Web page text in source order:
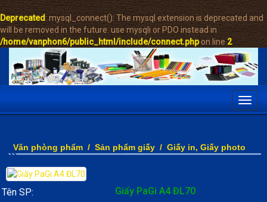
Deprecated: mysql_connect(): The mysql extension is deprecated and
will be removed in the future: use mysqli or PDO instead in
/home/vanphon6/public_html/include/connect.phpon line 2
Văn phòng phẩm / Sản phẩm giấy / Giấy in, Giấy photo
Tên SP: Giấy PaGi A4 ĐL70